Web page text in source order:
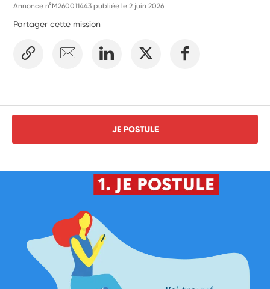
Annonce n°M260011443 publiée le2 juin 2026
Partager cette mission
JE POSTULE